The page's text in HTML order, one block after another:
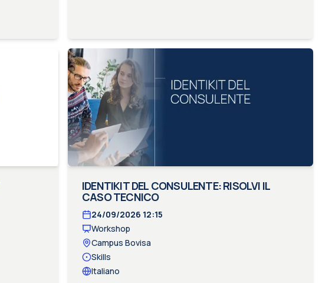
IDENTIKIT DEL CONSULENTE: RISOLVI IL
CASO TECNICO
24/09/2026 12:15
Workshop
Campus Bovisa
Skills
Italiano